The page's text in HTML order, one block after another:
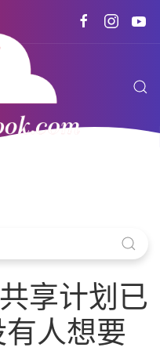
享计划已
人想要